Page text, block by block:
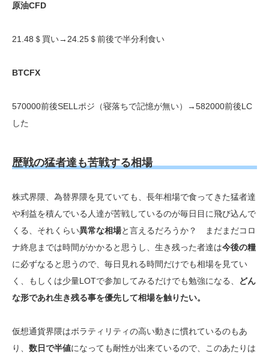
原油CFD
21.48＄買い→24.25＄前後で半分利食い
BTCFX
570000前後SELLポジ（寝落ちで記憶が無い）→582000前後LC
した
歴戦の猛者達も苦戦する相場
株式界隈、為替界隈を見ていても、長年相場で食ってきた猛者達
や利益を積んでいる人達が苦戦しているのが毎日目に飛び込んで
くる、それくらい異常な相場と言えるだろうか？ まだまだコロ
ナ終息までは時間がかかると思うし、生き残った者達は今後の糧
に必ずなると思うので、毎日見れる時間だけでも相場を見てい
く、もしくは少量LOTで参加してみるだけでも勉強になる、
どん
な形であれ生き残る事を優先して相場を触りたい。
仮想通貨界隈はボラティリティの高い動きに慣れているのもあ
り、 数日で半値になっても耐性が出来ているので、このあたりは